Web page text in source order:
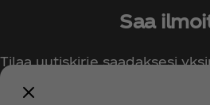
Saa
Tilaa uutiskirje saadaksesi
Coca‑Colaan liittyvään!